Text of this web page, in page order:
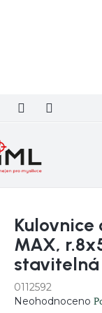
Kulovnice
MAX,
0112592
Průměrné
Neohodnoceno